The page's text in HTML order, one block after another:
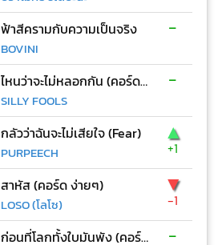
ฟ้าสีครามกับความเป็นจริง
BOVINI
-
ไหนว่าจะไม่หลอกกัน (คอร์ด ง่ายๆ)
SILLY FOOLS
-
กลัวว่าฉันจะไม่เสียใจ (Fear)
PURPEECH
▲
+1
สาหัส (คอร์ด ง่ายๆ)
LOSO (โลโซ)
▼
-1
ก่อนที่โลกทั้งใบมันพัง (คอร์ด ง่ายๆ) -